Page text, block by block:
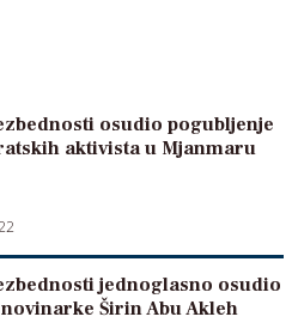
osudio pogubljenje
aktivista u Mjanmaru
jednoglasno osudio
Širin Abu Akleh